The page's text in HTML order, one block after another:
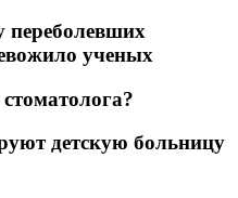
переболевших
ученых
детскую больницу